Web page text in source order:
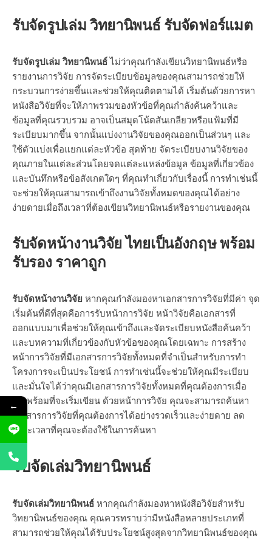
รับจัดรูปเล่ม วิทยานิพนธ์ รับจัดฟอร์แมต
รับจัดรูปเล่ม วิทยานิพนธ์ไม่ว่าคุณกำลังเขียนวิทยานิพนธ์หรือ
รายงานการวิจัย การจัดระเบียบข้อมูลของคุณสามารถช่วยให้
กระบวนการง่ายขึ้นและช่วยให้คุณติดตามได้ เริ่มต้นด้วยการหา
หนังสือวิจัยที่จะให้ภาพรวมของหัวข้อที่คุณกำลังค้นคว้าและ
ข้อมูลที่คุณรวบรวม อาจเป็นสมุดโน้ตสันเกลียวหรือแฟ้มที่มี
ระเบียบมากขึ้น จากนั้นแบ่งงานวิจัยของคุณออกเป็นส่วนๆ และ
ใช้ตัวแบ่งเพื่อแยกแต่ละหัวข้อ สุดท้าย จัดระเบียบงานวิจัยของ
คุณภายในแต่ละส่วนโดยจดแต่ละแหล่งข้อมูล ข้อมูลที่เกี่ยวข้อง
และบันทึกหรือข้อสังเกตใดๆ ที่คุณทำเกี่ยวกับเรื่องนี้ การทำเช่นนี้
จะช่วยให้คุณสามารถเข้าถึงงานวิจัยทั้งหมดของคุณได้อย่าง
ง่ายดายเมื่อถึงเวลาที่ต้องเขียนวิทยานิพนธ์หรือรายงานของคุณ
รับจัดหน้างานวิจัย ไทยเป็นอังกฤษ พร้อม
รับรอง ราคาถูก
รับจัดหน้างานวิจัย หากคุณกำลังมองหาเอกสารการวิจัยที่มีค่า จุด
เริ่มต้นที่ดีที่สุดคือการรับหน้าการวิจัย หน้าวิจัยคือเอกสารที่
ออกแบบมาเพื่อช่วยให้คุณเข้าถึงและจัดระเบียบหนังสือค้นคว้า
และบทความที่เกี่ยวข้องกับหัวข้อของคุณโดยเฉพาะ การสร้าง
หน้าการวิจัยที่มีเอกสารการวิจัยทั้งหมดที่จำเป็นสำหรับการทำ
โครงการจะเป็นประโยชน์ การทำเช่นนี้จะช่วยให้คุณมีระเบียบ
และมั่นใจได้ว่าคุณมีเอกสารการวิจัยทั้งหมดที่คุณต้องการเมื่อ
คุณพร้อมที่จะเริ่มเขียน ด้วยหน้าการวิจัย คุณจะสามารถค้นหา
เอกสารการวิจัยที่คุณต้องการได้อย่างรวดเร็วและง่ายดาย ลด
ระยะเวลาที่คุณจะต้องใช้ในการค้นหา
รับจัดเล่มวิทยานิพนธ์
รับจัดเล่มวิทยานิพนธ์ หากคุณกำลังมองหาหนังสือวิจัยสำหรับ
วิทยานิพนธ์ของคุณ คุณควรทราบว่ามีหนังสือหลายประเภทที่
สามารถช่วยให้คุณได้รับประโยชน์สูงสุดจากวิทยานิพนธ์ของคุณ
←